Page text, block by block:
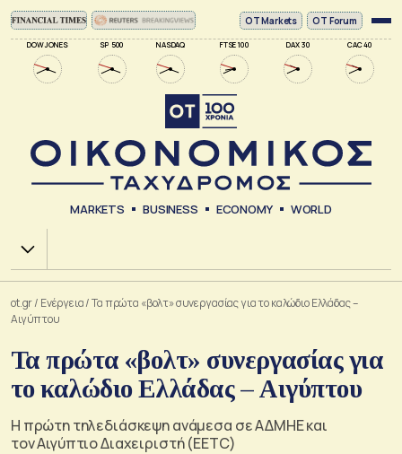
DOW JONES SP 500 NASDAQ FTSE 100 DAX 30 CAC 40
ΟΤ Markets OT Forum
MARKETS BUSINESS ECONOMY WORLD
Χ.Α.
ot.gr/ Ενέργεια/Τα πρώτα «βολτ» συνεργασίας για το καλώδιο Ελλάδας –
Αιγύπτου
Τα πρώτα «βολτ» συνεργασίας για
το καλώδιο Ελλάδας – Αιγύπτου
Η πρώτη τηλεδιάσκεψη ανάμεσα σε ΑΔΜΗΕ και
τον Αιγύπτιο Διαχειριστή (EETC)